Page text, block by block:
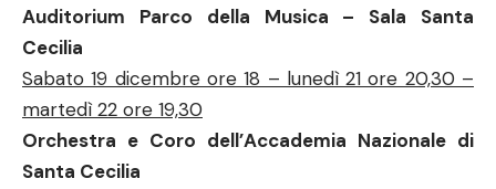
Auditorium Parco della Musica – Sala Santa
Cecilia
Sabato 19 dicembre ore 18 – lunedì 21 ore 20,30 –
martedì 22 ore 19,30
Orchestra e Coro dell’Accademia Nazionale di
Santa Cecilia